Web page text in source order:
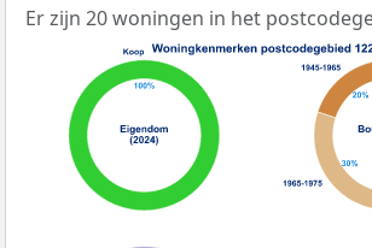
Er zijn 20 woningen in het